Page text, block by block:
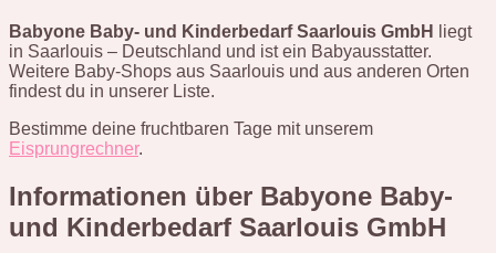
Babyone Baby- und Kinderbedarf Saarlouis GmbH
liegt
in Saarlouis – Deutschland und ist ein Babyausstatter.
Weitere Baby-Shops aus Saarlouis und aus anderen Orten
findest du in unserer Liste.
Bestimme deine fruchtbaren Tage mit unserem
Eisprungrechner.
Informationen über Babyone Baby-
und Kinderbedarf Saarlouis GmbH